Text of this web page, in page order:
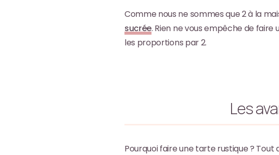
Comme nous ne sommes que 2 à la
sucrée. Rien ne vous empêche de
les proportions par 2.
Les
Pourquoi faire une tarte rustique ? Tout